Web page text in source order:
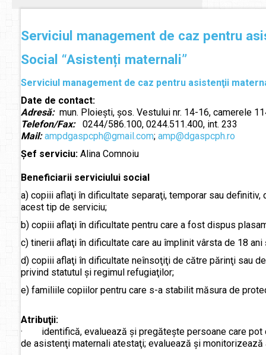
Serviciul management de caz pentru
Social “Asistenți maternali”
Serviciul management de caz pentru asistenţii
Date de contact:
Adresă: mun. Ploieşti, şos. Vestului nr. 14-16, camerele
Telefon/Fax:
0244/586.100, 0244.511.400, int. 233
Mail:ampdgaspcph@gmail.com; amp@dgaspcph.ro
Şef serviciu: Alina Comnoiu
Beneficiarii serviciului social
a) copiii aflaţi în dificultate separaţi, temporar sau
acest tip de serviciu;
b) copiii aflaţi în dificultate pentru care a fost dispus
c) tinerii aflaţi în dificultate care au împlinit vârsta de 18
d) copiii aflaţi în dificultate neînsoţiţi de către părinţi sau
privind statutul şi regimul refugiaţilor;
e) familiile copiilor pentru care s-a stabilit măsura de
Atribuţii:
· identifică, evaluează şi pregăteşte persoane care pot
de asistenţi maternali atestaţi; evaluează şi monitorizează